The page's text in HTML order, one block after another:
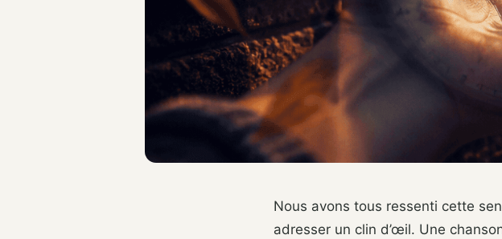
Nous avons tous ressenti cette
adresser un clin d’œil. Une